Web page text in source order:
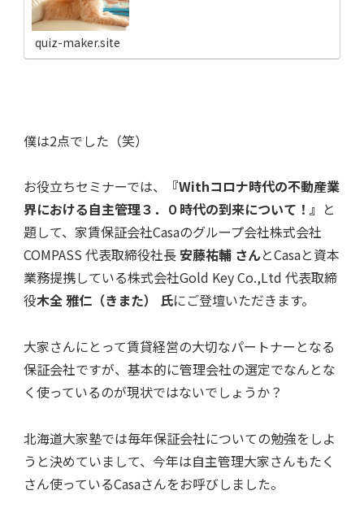
quiz-maker.site
僕は2点でした（笑）
お役立ちセミナーでは、
『Withコロナ時代の不動産業
界における自主管理３．０時代の到来について！』 と
題して、家賃保証会社Casaのグループ会社株式会社
COMPASS 代表取締役社長安藤祐輔 さんとCasaと資本
業務提携している株式会社Gold Key Co.,Ltd 代表取締
役木全 雅仁（きまた） 氏にご登壇いただきます。
大家さんにとって賃貸経営の大切なパートナーとなる
保証会社ですが、基本的に管理会社の選定でなんとな
く使っているのが現状ではないでしょうか？
北海道大家塾では毎年保証会社についての勉強をしよ
うと決めていまして、今年は自主管理大家さんもたく
さん使っているCasaさんをお呼びしました。